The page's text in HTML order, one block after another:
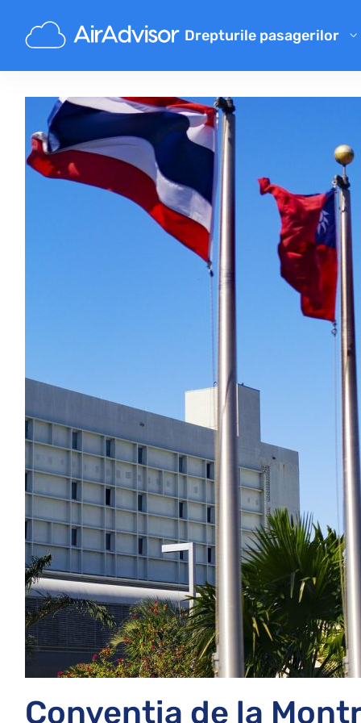
Drepturile pasagerilor
Calculator de despăgubiri
Despăgubire pentru zbor
Despăgubire pentru zbor
Despăgubiri pentru bagaje
Despăgubire pentru refuz la
Compensațiile companiilor
Reclamații ale companiilor
Despăgubiri pentru greva
Convenția de la